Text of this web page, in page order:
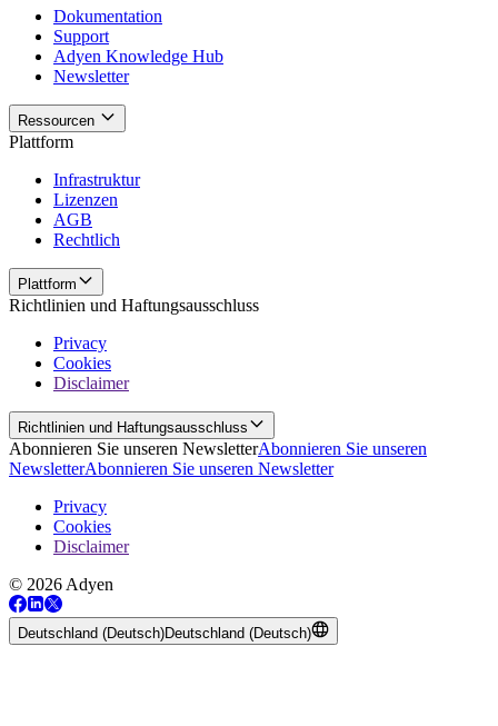
Dokumentation
Support
Adyen Knowledge Hub
Newsletter
Ressourcen
Plattform
Infrastruktur
Lizenzen
AGB
Rechtlich
Plattform
Richtlinien und Haftungsausschluss
Privacy
Cookies
Disclaimer
Richtlinien und Haftungsausschluss
Abonnieren Sie unseren NewsletterAbonnieren Sie unseren
NewsletterAbonnieren Sie unseren Newsletter
Privacy
Cookies
Disclaimer
© 2026 Adyen
Deutschland (Deutsch)Deutschland (Deutsch)